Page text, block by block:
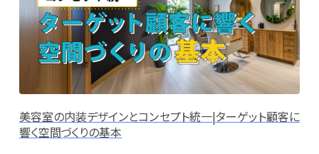
美容室の内装デザインとコンセプト統一|ターゲット顧客に
響く空間づくりの基本